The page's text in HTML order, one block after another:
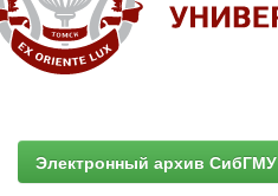
Электронный архив СибГМУ